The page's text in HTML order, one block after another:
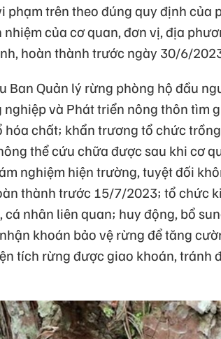
phạm trên theo đúng quy định của
của cơ quan, đơn vị, địa
hoàn thành trước ngày 30/6/
Ban Quản lý rừng phòng hộ đầu
nghiệp và Phát triển nông thôn tìm
hóa chất; khẩn trương tổ chức
thể cứu chữa được sau khi cơ
nghiệm hiện trường, tuyệt đối
thành trước 15/7/2023; tổ chức
cá nhân liên quan; huy động, bổ
khoán bảo vệ rừng để tăng
tích rừng được giao khoán, tránh